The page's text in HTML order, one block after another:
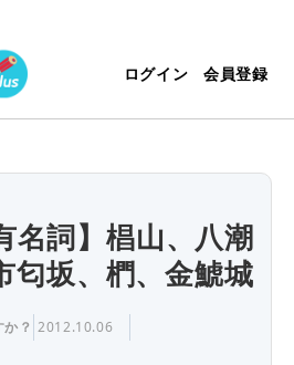
ログイン 会員登録
名詞】椙山、八潮
匂坂、椚、金鯱城
？ 2012.10.06